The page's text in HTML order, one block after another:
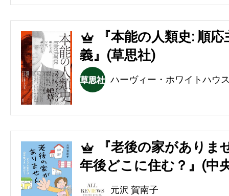
4
『本能の人類史: 順
義』(草思社)
ハーヴィー・ホワイトハウ
5
『老後の家があり
年後どこに住む？』(中
元沢 賀南子